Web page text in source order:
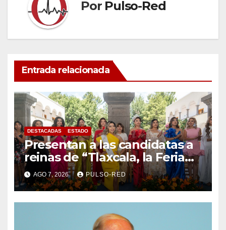
Por Pulso-Red
Entrada relacionada
DESTACADAS ESTADO
Presentan a las candidatas a
reinas de “Tlaxcala, la Feria
de Ferias 2026: La Flor
Tlaxcalteca”
AGO 7, 2026 PULSO-RED